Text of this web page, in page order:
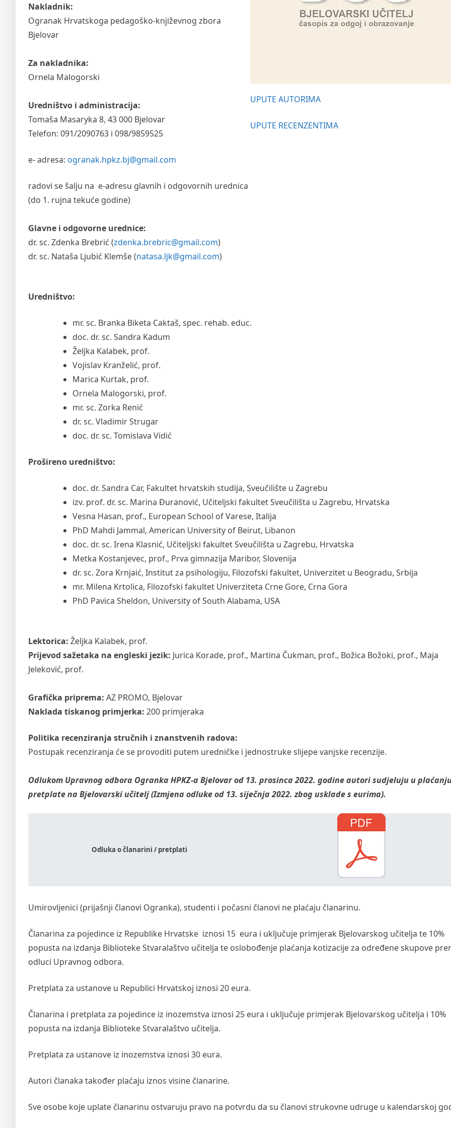
Nakladnik:
Ogranak Hrvatskoga pedagoško-književnog zbora
Bjelovar
Za nakladnika:
Ornela Malogorski
Uredništvo i administracija:
Tomaša Masaryka 8, 43 000 Bjelovar
Telefon: 091/2090763 i 098/9859525
e- adresa: ogranak.hpkz.bj@gmail.com
radovi se šalju na e-adresu glavnih i odgovornih urednica
(do 1. rujna tekuće godine)
Glavne i odgovorne urednice:
dr. sc. Zdenka Brebrić (zdenka.brebric@gmail.com)
dr. sc. Nataša Ljubić Klemše (natasa.ljk@gmail.com)
UPUTE AUTORIMA
UPUTE RECENZENTIMA
Uredništvo:
mr. sc. Branka Biketa Caktaš, spec. rehab. educ.
doc. dr. sc. Sandra Kadum
Željka Kalabek, prof.
Vojislav Kranželić, prof.
Marica Kurtak, prof.
Ornela Malogorski, prof.
mr. sc. Zorka Renić
dr. sc. Vladimir Strugar
doc. dr. sc. Tomislava Vidić
Prošireno uredništvo:
doc. dr. Sandra Car, Fakultet hrvatskih studija, Sveučilište u Zagrebu
izv. prof. dr. sc. Marina Đuranović, Učiteljski fakultet Sveučilišta u Zagrebu, Hrvatska
Vesna Hasan, prof., European School of Varese, Italija
PhD Mahdi Jammal, American University of Beirut, Libanon
doc. dr. sc. Irena Klasnić, Učiteljski fakultet Sveučilišta u Zagrebu, Hrvatska
Metka Kostanjevec, prof., Prva gimnazija Maribor, Slovenija
dr. sc. Zora Krnjaić, Institut za psihologiju, Filozofski fakultet, Univerzitet u Beogradu, Srbija
mr. Milena Krtolica, Filozofski fakultet Univerziteta Crne Gore, Crna Gora
PhD Pavica Sheldon, University of South Alabama, USA
Lektorica: Željka Kalabek, prof.
Prijevod sažetaka na engleski jezik: Jurica Korade, prof., Martina Čukman, prof., Božica Božoki, prof., Maja
Jeleković, prof.
Grafička priprema: AZ PROMO, Bjelovar
Naklada tiskanog primjerka: 200 primjeraka
Politika recenziranja stručnih i znanstvenih radova:
Postupak recenziranja će se provoditi putem uredničke i jednostruke slijepe vanjske recenzije.
Odlukom Upravnog odbora Ogranka HPKZ-a Bjelovar od 13. prosinca 2022. godine autori sudjeluju u
pretplate na Bjelovarski učitelj (Izmjena odluke od 13. siječnja 2022. zbog usklade s eurima).
Odluka o članarini / pretplati
Umirovljenici (prijašnji članovi Ogranka), studenti i počasni članovi ne plaćaju članarinu.
Članarina za pojedince iz Republike Hrvatske iznosi 15 eura i uključuje primjerak Bjelovarskog učitelja te 10%
popusta na izdanja Biblioteke Stvaralaštvo učitelja te oslobođenje plaćanja kotizacije za određene skupove
odluci Upravnog odbora.
Pretplata za ustanove u Republici Hrvatskoj iznosi 20 eura.
Članarina i pretplata za pojedince iz inozemstva iznosi 25 eura i uključuje primjerak Bjelovarskog učitelja i 10%
popusta na izdanja Biblioteke Stvaralaštvo učitelja.
Pretplata za ustanove iz inozemstva iznosi 30 eura.
Autori članaka također plaćaju iznos visine članarine.
Sve osobe koje uplate članarinu ostvaruju pravo na potvrdu da su članovi strukovne udruge u kalendarskoj